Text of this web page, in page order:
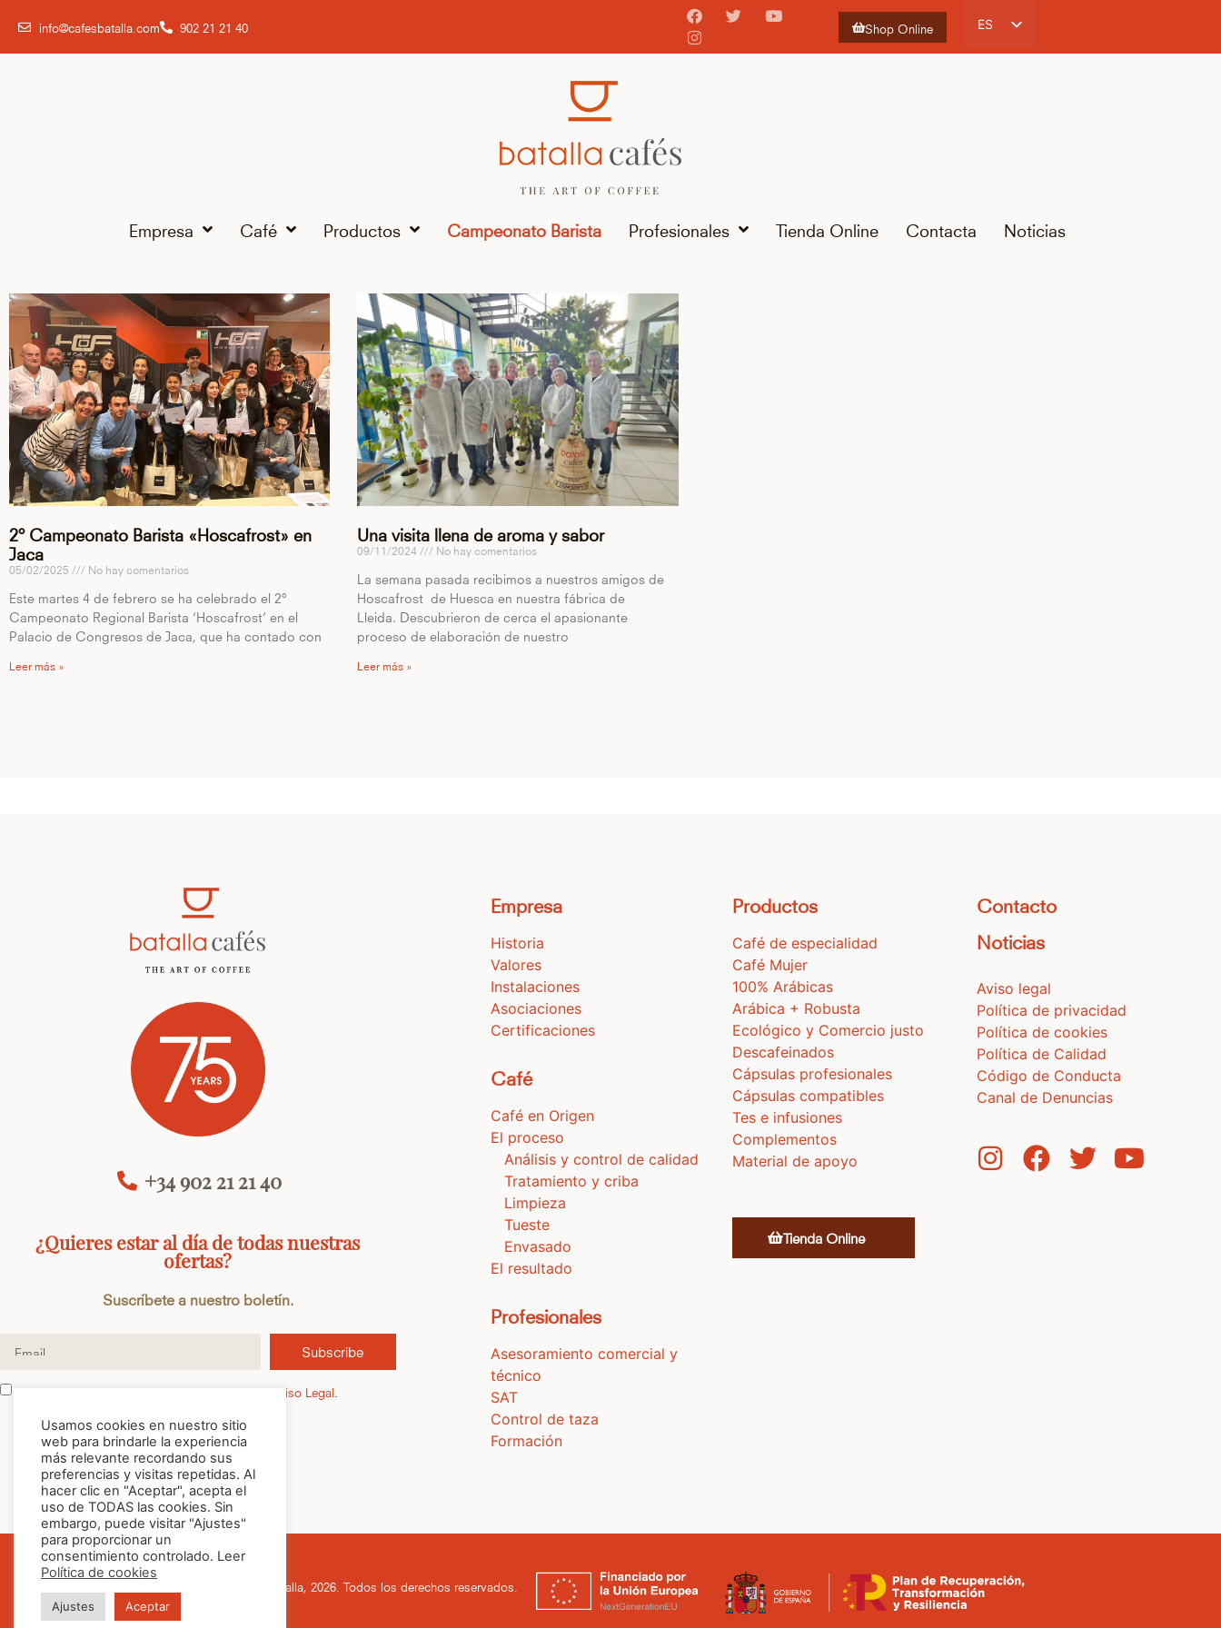
info@cafesbatalla.com 902 21 21 40 Shop Online
ES
CA
Empresa Café Productos Campeonato Barista Profesionales Tienda Online Contacta Noticias
2º Campeonato Barista «Hoscafrost» en
Jaca
05/02/2025 No hay comentarios
Este martes 4 de febrero se ha celebrado el 2º
Campeonato Regional Barista ‘Hoscafrost’ en el
Palacio de Congresos de Jaca, que ha contado con
Leer más »
Una visita llena de aroma y sabor
09/11/2024 No hay comentarios
La semana pasada recibimos a nuestros amigos de
Hoscafrost de Huesca en nuestra fábrica de
Lleida. Descubrieron de cerca el apasionante
proceso de elaboración de nuestro
Leer más »
+34 902 21 21 40
¿Quieres estar al día de todas nuestras
ofertas?
Suscríbete a nuestro boletín.
Subscribe
Aviso Legal
Empresa
Historia
Valores
Instalaciones
Asociaciones
Certificaciones
Café
Café en Origen
El proceso
Análisis y control de calidad
Tratamiento y criba
Limpieza
Tueste
Envasado
El resultado
Profesionales
Asesoramiento comercial y
técnico
SAT
Control de taza
Formación
Productos
Café de especialidad
Café Mujer
100% Arábicas
Arábica + Robusta
Ecológico y Comercio justo
Descafeinados
Cápsulas profesionales
Cápsulas compatibles
Tes e infusiones
Complementos
Material de apoyo
Tienda Online
Contacto
Noticias
Aviso legal
Política de privacidad
Política de cookies
Política de Calidad
Código de Conducta
Canal de Denuncias
© Cafés Batalla, 2026. Todos los derechos reservados.
Usamos cookies en nuestro sitio
web para brindarle la experiencia
más relevante recordando sus
preferencias y visitas repetidas. Al
hacer clic en "Aceptar", acepta el
uso de TODAS las cookies. Sin
embargo, puede visitar "Ajustes"
para proporcionar un
consentimiento controlado. Leer
Política de cookies
Ajustes Aceptar